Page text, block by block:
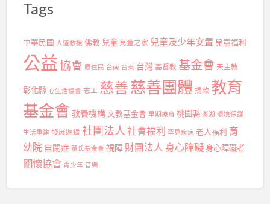
Tags
中華民國 人道救援 佛教 兒童 兒童之家 兒童及少年安置 兒童福利
公益協會 原住民 台南 台東 台灣 基督教 基金會 天主教
彰化縣 心生活協會 志工 慈善慈善團體 捐款 教育
基金會教養機構 文教基金會 早期療育 桃園縣 澎湖 環境保護
生活重建 發展遲緩 社團法人 社會福利 罕見疾病 老人福利 育
幼院 自閉症 董氏基金會 視障 財團法人 身心障礙 身心障礙者
關懷協會 青少年 音樂